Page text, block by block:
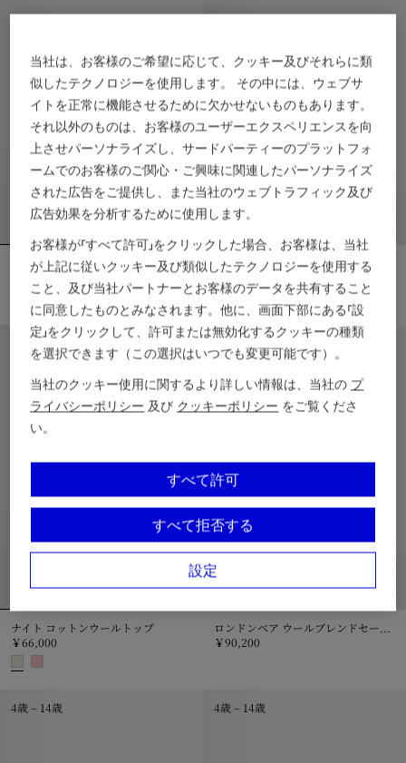
チェックトリム ウールケープ
￥90,200
チェックトリム ウールケープ, ￥90,200
チェックトリム ウールカーディガン
￥63,800
チェックトリム ウールカーディ
4歳 – 14歳
ナイト コットンウールトップ
￥66,000
4歳 – 14歳
￥90,200
4歳 – 14歳 4歳 – 14歳
当社は、お客様のご希望に応じて、クッキー及びそれらに類
似したテクノロジーを使用します。 その中には、ウェブサ
イトを正常に機能させるために欠かせないものもあります。
それ以外のものは、お客様のユーザーエクスペリエンスを向
上させパーソナライズし、サードパーティーのプラットフォ
ームでのお客様のご関心・ご興味に関連したパーソナライズ
された広告をご提供し、また当社のウェブトラフィック及び
広告効果を分析するために使用します。
お客様が「すべて許可」をクリックした場合、お客様は、当社
が上記に従いクッキー及び類似したテクノロジーを使用する
こと、及び当社パートナーとお客様のデータを共有すること
に同意したものとみなされます。他に、画面下部にある「設
定」をクリックして、許可または無効化するクッキーの種類
を選択できます（この選択はいつでも変更可能です）。
当社のクッキー使用に関するより詳しい情報は、当社の プ
ライバシーポリシー 及び クッキーポリシー をご覧くださ
い。
設定
すべて拒否する
すべて許可